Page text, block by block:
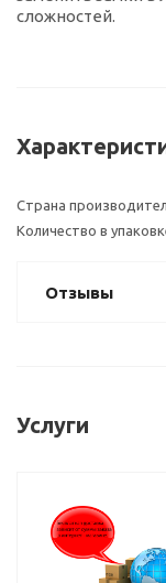
сложностей.
Страна
Количество в
Отзывы
Услуги